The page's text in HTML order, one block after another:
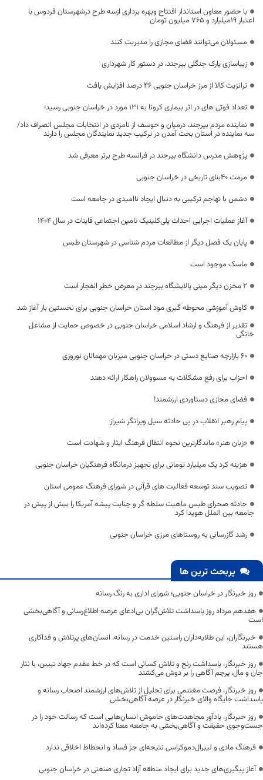
با حضور معاون استاندار افتتاح وبهره برداری ازسه طرح درشهرستان فردوس با
اعتبار ۱۹میلیارد و ۷۶۵ میلیون تومان
مسئولان می‌توانند فضای مجازی را مدیریت کنند
زیباسازی پارک جنگلی بیرجند، در دستور کار شهرداری
ترانزیت کالا از مرز خراسان جنوبی ۴۶ درصد افزایش یافت
تعداد فوتی های در اثر بیماری کرونا به ۱۳۱ مورد در خراسان جنوبی رسید؛
نماینده مردم بیرجند، درمیان و خوسف از نامزدی در انتخابات مجلس انصراف داد/
سه نماینده در استان بخت آمدن در ترکیب جدید نمایندگان مجلس را دارند
پژوهش مدرس دانشگاه بیرجند در فرانسه طرح برتر معرفی شد
مرمت ۴۰بنای تاریخی در خراسان جنوبی
دشمن با تهاجم ترکیبی به دنبال ایجاد ناامیدی در جامعه است
آغاز عملیات اجرایی احداث پلی‌کلینیک تامین اجتماعی قاینات در سال ۱۴۰۴
پایان یک فصل دیگر از مطالعات مردم شناسی در شهرستان طبس
ماسک موجود است
۲ مخزن دیگر مینی پالایشگاه بیرجند در معرض خطر انفجار است
کاوش آموزشی محوطه گبری مود استان خراسان جنوبی برای نخستین بار آغاز شد
تقدیر از فرهنگ و ارشاد اسلامی خراسان جنوبی در خصوص حمایت از مشاغل
خانگی
۶۰ بازارچه صنایع دستی در خراسان جنوبی میزبان مهمانان نوروزی
احزاب برای رفع مشکلات به مسوولان راهکار ارائه دهند
فضای مجازی دستاوردی ارزشمند!
پیام رهبر انقلاب در پی حادثه سیل ویرانگر شیراز
«زبان هنر» ماندگارترین نحوه انتقال فرهنگ ایثار و شهادت است
هزینه کرد یک میلیارد تومانی برای تجهیز درمانگاه فرهنگیان خراسان جنوبی
تصویب سند توسعه فعالیت های قرآنی در شورای فرهنگ عمومی استان
حادثه صحرای طبس ماهیت سلطه گر و جنایت پیشه آمریكا را بیش از پیش در
جامعه بین الملل هویدا کرد
رشد گازرسانی به روستاهای مرزی خراسان جنوبی
پربحث ترین ها
روز خبرنگار در خراسان جنوبی؛ شورای اداری به رنگ رسانه
هفدهم مرداد روز پاسداشت تلاش‌گران بی‌ادعای عرصه اطلاع‌رسانی و آگاهی‌بخشی
است
خبرنگاران، این طلایه‌داران راستین خدمت در رسانه، انسان‌های پرتلاش و فداکاری
هستند
روز خبرنگار، پاسداشت رنج و تلاش کسانی است که در خط مقدم جهاد تبیین، با نثار
جان و مال، پرچم آگاهی را بر دوش می‌کشند
روز خبرنگار، فرصت مغتنمی برای تجلیل از تلاش‌های ارزشمند اصحاب رسانه و
پاسداشت جایگاه والای خبرنگار در عرصه آگاهی‌بخشی
روز خبرنگار، یادآور مجاهدت‌های خاموش انسان‌هایی است که رسالت خود را در
جست‌وجوی حقیقت و آگاهی‌بخشی به جامعه معنا کرده‌اند
فرهنگ مادی و لیبرال‌دموکراسی نتیجه‌ای جز فساد و انحطاط اخلاقی ندارد
آغاز پیگیری‌های جدید برای ایجاد منطقه آزاد تجاری صنعتی در خراسان جنوبی